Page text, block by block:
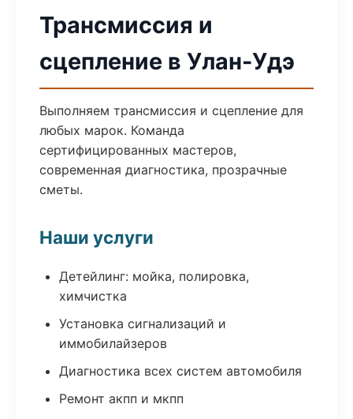
Трансмиссия и
сцепление в Улан-Удэ
Выполняем трансмиссия и сцепление для
любых марок. Команда
сертифицированных мастеров,
современная диагностика, прозрачные
сметы.
Наши услуги
Детейлинг: мойка, полировка,
химчистка
Установка сигнализаций и
иммобилайзеров
Диагностика всех систем автомобиля
Ремонт акпп и мкпп